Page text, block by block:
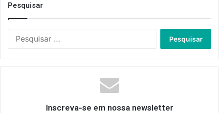
Pesquisar
Inscreva-se em nossa newsletter